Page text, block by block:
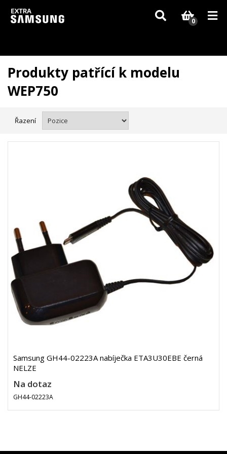
Vzhledem k aktuální situaci se může dodání dílů, které nejsou skladem,
zpozdit. Děkujeme za pochopení.
0
Produkty patřící k modelu
WEP750
Řazení
Samsung GH44-02223A nabíječka ETA3U30EBE černá
NELZE
Na dotaz
GH44-02223A